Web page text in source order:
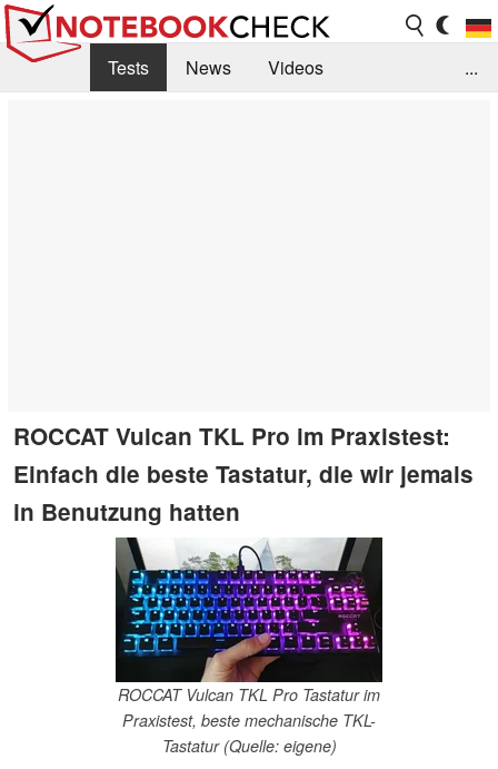
Tests News
Videos
...
ROCCAT Vulcan TKL Pro im Praxistest:
Einfach die beste Tastatur, die wir jemals
in Benutzung hatten
ROCCAT Vulcan TKL Pro Tastatur im
Praxistest, beste mechanische TKL-
Tastatur (Quelle: eigene)